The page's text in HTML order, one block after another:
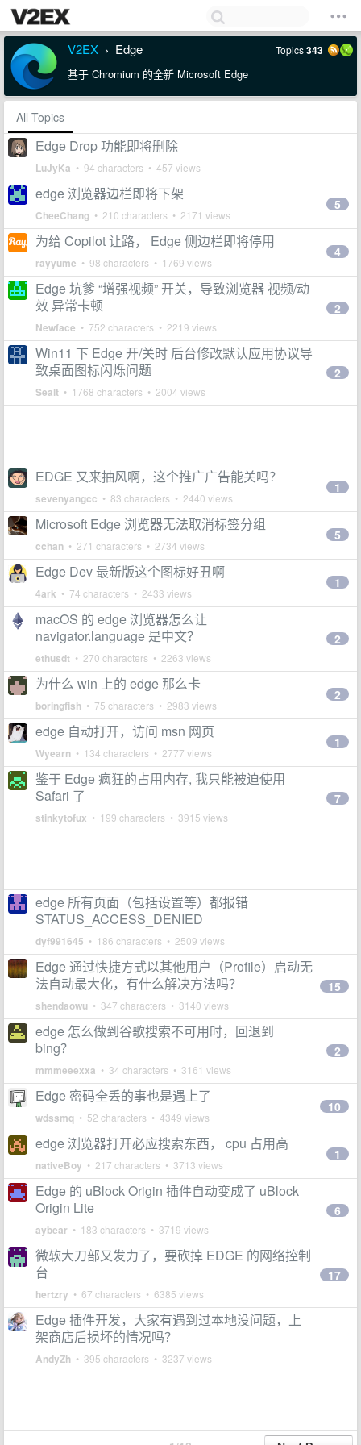
V2EX › Edge Topics343
基于 Chromium 的全新 Microsoft Edge
All Topics
Edge Drop 功能即将删除
LuJyKa • 94 characters • 457 views
edge 浏览器边栏即将下架
CheeChang • 210 characters • 2171 views
5
为给 Copilot 让路， Edge 侧边栏即将停用
rayyume • 98 characters • 1769 views
4
Edge 坑爹 “增强视频” 开关，导致浏览器 视频/动
效 异常卡顿
Newface • 752 characters • 2219 views
2
Win11 下 Edge 开/关时 后台修改默认应用协议导
致桌面图标闪烁问题
Sealt • 1768 characters • 2004 views
2
EDGE 又来抽风啊，这个推广广告能关吗？
sevenyangcc • 83 characters • 2440 views
1
Microsoft Edge 浏览器无法取消标签分组
cchan • 271 characters • 2734 views
5
Edge Dev 最新版这个图标好丑啊
4ark • 74 characters • 2433 views
1
macOS 的 edge 浏览器怎么让
navigator.language 是中文？
ethusdt • 270 characters • 2263 views
2
为什么 win 上的 edge 那么卡
boringfish • 75 characters • 2983 views
2
edge 自动打开，访问 msn 网页
Wyearn • 134 characters • 2777 views
1
鉴于 Edge 疯狂的占用内存, 我只能被迫使用
Safari 了
stinkytofux • 199 characters • 3915 views
7
edge 所有页面（包括设置等）都报错
STATUS_ACCESS_DENIED
dyf991645 • 186 characters • 2509 views
Edge 通过快捷方式以其他用户（Profile）启动无
法自动最大化，有什么解决方法吗？
shendaowu • 347 characters • 3140 views
15
edge 怎么做到谷歌搜索不可用时，回退到
bing？
mmmeeexxa • 34 characters • 3161 views
2
Edge 密码全丢的事也是遇上了
wdssmq • 52 characters • 4349 views
10
edge 浏览器打开必应搜索东西， cpu 占用高
nativeBoy • 217 characters • 3713 views
1
Edge 的 uBlock Origin 插件自动变成了 uBlock
Origin Lite
aybear • 183 characters • 3719 views
6
微软大刀部又发力了，要砍掉 EDGE 的网络控制
台
hertzry • 67 characters • 6385 views
17
Edge 插件开发，大家有遇到过本地没问题，上
架商店后损坏的情况吗？
AndyZh • 395 characters • 3237 views